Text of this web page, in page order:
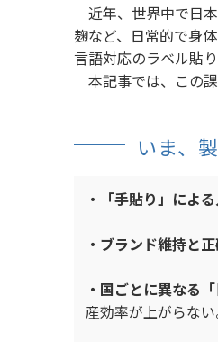
近年、世界中で日
麹など、日常的で身
言語対応のラベル貼
本記事では、この
いま、
・「手貼り」によ
・ブランド維持と
・国ごとに異なる
産効率が上がらない